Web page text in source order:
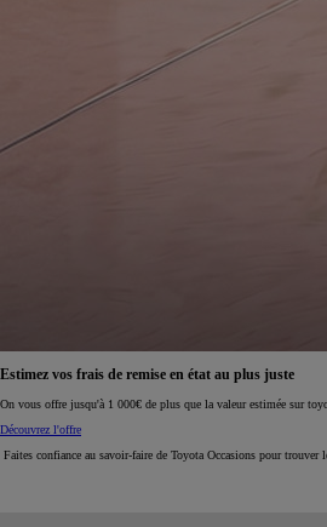
Nouvelle Yaris Cross
Disponible prochainement
Estimez vos frais de remise en état au plus juste
On vous offre jusqu'à 1 000€ de plus que la valeur estimée sur
Découvrez l'offre
Faites confiance au savoir-faire de Toyota Occasions pour trouver